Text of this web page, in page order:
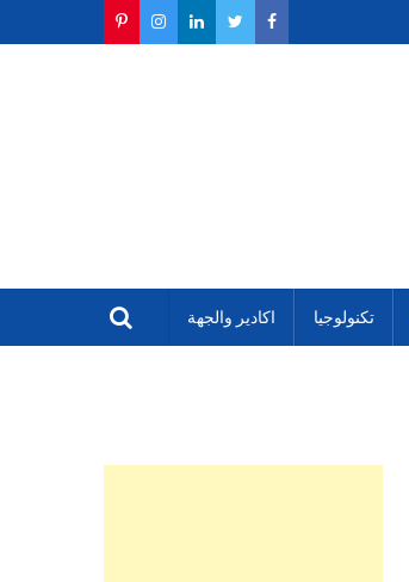
تكنولوجيا اكادير والجهة